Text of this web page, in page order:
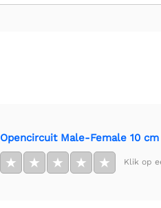
Opencircuit Male-Female 10
★ ★ ★ ★ ★ Klik op